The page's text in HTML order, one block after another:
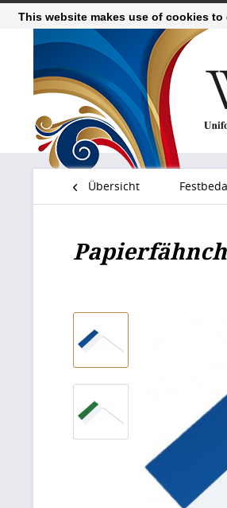
Übersicht
This website makes use of cookies